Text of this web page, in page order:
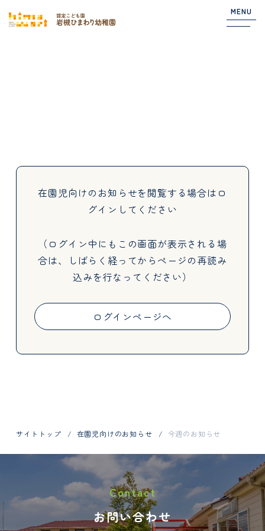
MENU
About
Activities
お問い合わせはお電話で
048-798-1404
在園児向けのお知らせを閲覧する場合は ロ
グインしてください
（ログイン中にもこの画面が表示される場
合は、しばらく経ってからページの再読み
込みを行なってください）
ログインページへ
サイトトップ 在園児向けのお知らせ 今週のお知らせ
Contact
お問い合わせ